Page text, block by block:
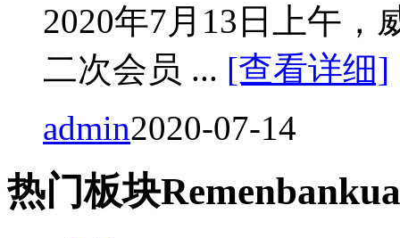
2020年7月13日上午，
二次会员 ... [查看详细]
admin2020-07-14
热门板块Remen